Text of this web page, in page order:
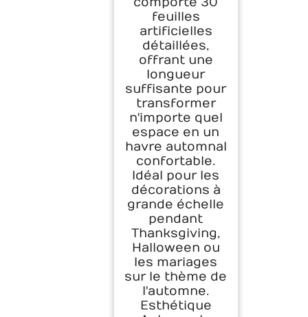
feuilles
artificielles
détaillées,
offrant une
longueur
suffisante pour
transformer
n'importe quel
espace en un
havre automnal
confortable.
Idéal pour les
décorations à
grande échelle
pendant
Thanksgiving,
Halloween ou
les mariages
sur le thème de
l'automne.
Esthétique